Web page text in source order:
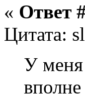
« Ответ
Цитата:
У меня